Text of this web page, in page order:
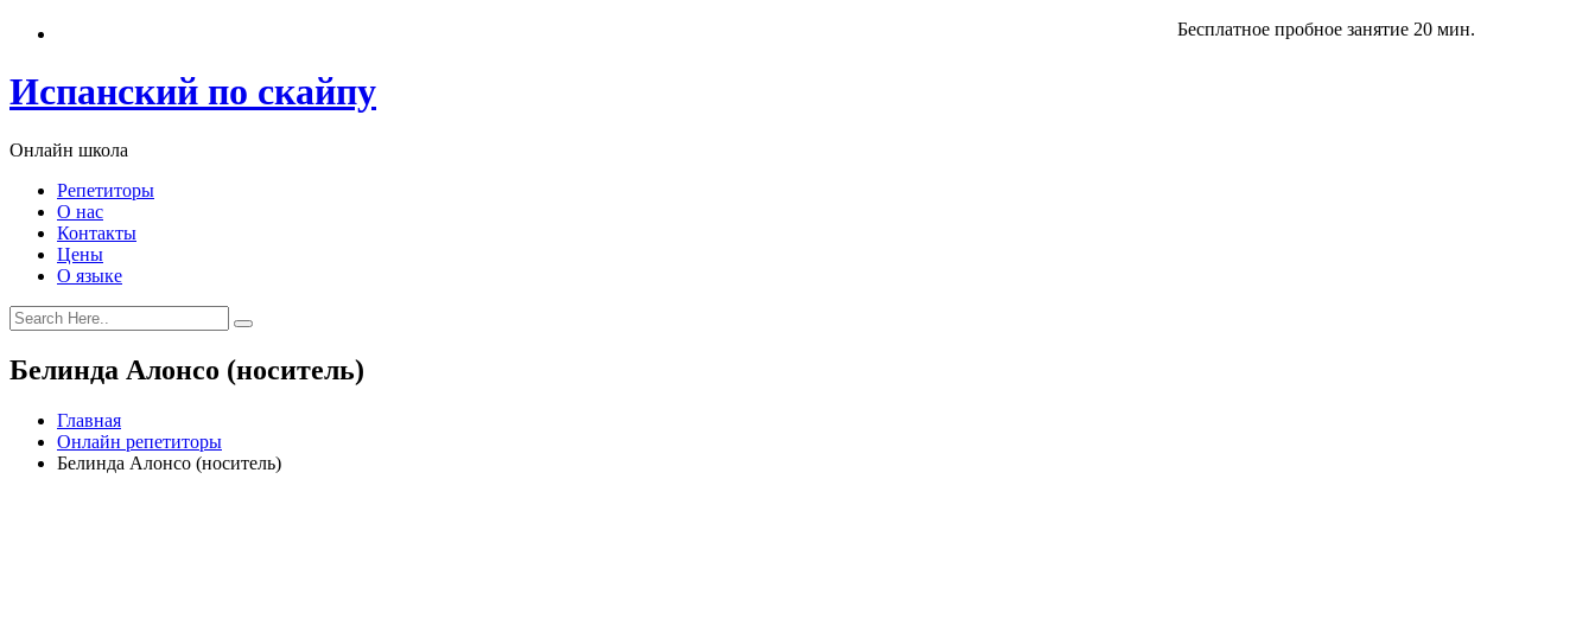
Бесплатное пробное занятие 20 мин.
Испанский по скайпу
Онлайн школа
Репетиторы
О нас
Контакты
Цены
О языке
Белинда Алонсо (носитель)
Главная
Онлайн репетиторы
Белинда Алонсо (носитель)